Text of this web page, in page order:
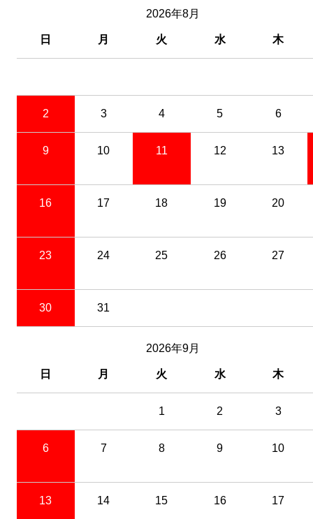
2026年8月
日 月 火 水 木
2 3 4 5 6
9 10 11 12 13
16 17 18 19 20
23 24 25 26 27
30 31
2026年9月
日 月 火 水 木
1 2 3
6 7 8 9 10
13 14 15 16 17